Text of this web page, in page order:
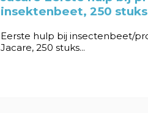
insektenbeet, 250 stuks
Eerste hulp bij insectenbeet/
Jacare, 250 stuks...